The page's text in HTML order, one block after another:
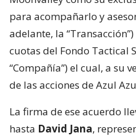
para acompañarlo y
adelante, la
cuotas del Fondo Tactical
“Compañía”) el cual, a su
de las acciones de Azul
La firma de ese acuerdo
hasta David Jana,